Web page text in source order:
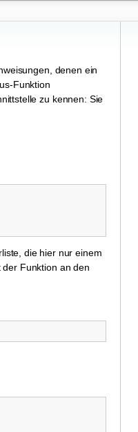
denen ein
Funktion
zu kennen: Sie
die hier nur einem
Funktion an den